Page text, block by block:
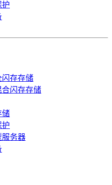
护
闪存存储
闪存存储
储
护
服务器